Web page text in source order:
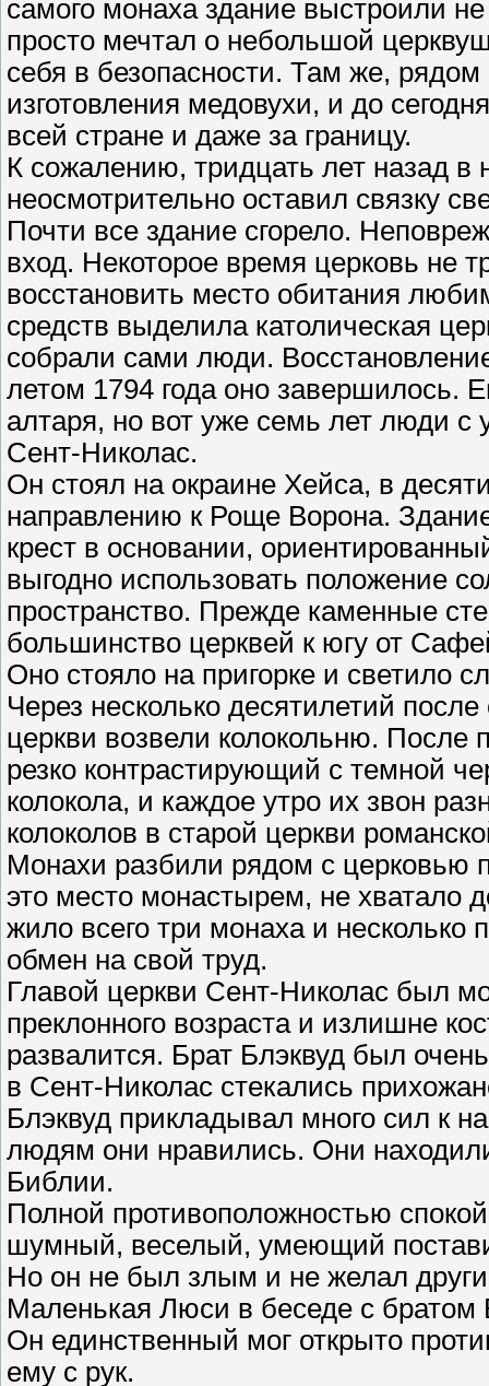
самого монаха здание выстроили
просто мечтал о небольшой
себя в безопасности. Там же,
изготовления медовухи, и до
всей стране и даже за границу.
К сожалению, тридцать лет назад в
неосмотрительно оставил связку
Почти все здание сгорело.
вход. Некоторое время церковь не
восстановить место обитания
средств выделила католическая
собрали сами люди.
летом 1794 года оно завершилось.
алтаря, но вот уже семь лет люди
Сент-Николас.
Он стоял на окраине Хейса, в
направлению к Роще Ворона.
крест в основании,
выгодно использовать положение
пространство. Прежде каменные
большинство церквей к югу от
Оно стояло на пригорке и светило
Через несколько десятилетий
церкви возвели колокольню. После
резко контрастирующий с темной
колокола, и каждое утро их звон
колоколов в старой церкви
Монахи разбили рядом с церковью
это место монастырем, не хватало
жило всего три монаха и несколько
обмен на свой труд.
Главой церкви Сент-Николас был
преклонного возраста и излишне
развалится. Брат Блэквуд был
в Сент-Николас стекались
Блэквуд прикладывал много сил к
людям они нравились. Они
Библии.
Полной противоположностью
шумный, веселый, умеющий
Но он не был злым и не желал
Маленькая Люси в беседе с
Он единственный мог открыто
ему с рук.